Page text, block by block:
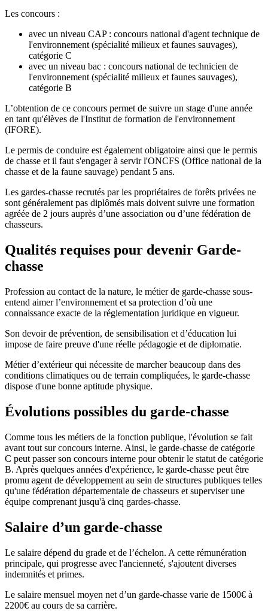
Les concours :
avec un niveau CAP : concours national d'agent technique de
l'environnement (spécialité milieux et faunes sauvages),
catégorie C
avec un niveau bac : concours national de technicien de
l'environnement (spécialité milieux et faunes sauvages),
catégorie B
L’obtention de ce concours permet de suivre un stage d'une année
en tant qu'élèves de l'Institut de formation de l'environnement
(IFORE).
Le permis de conduire est également obligatoire ainsi que le permis
de chasse et il faut s'engager à servir l'ONCFS (Office national de la
chasse et de la faune sauvage) pendant 5 ans.
Les gardes-chasse recrutés par les propriétaires de forêts privées ne
sont généralement pas diplômés mais doivent suivre une formation
agréée de 2 jours auprès d’une association ou d’une fédération de
chasseurs.
Qualités requises pour devenir Garde-
chasse
Profession au contact de la nature, le métier de garde-chasse sous-
entend aimer l’environnement et sa protection d’où une
connaissance exacte de la réglementation juridique en vigueur.
Son devoir de prévention, de sensibilisation et d’éducation lui
impose de faire preuve d'une réelle pédagogie et de diplomatie.
Métier d’extérieur qui nécessite de marcher beaucoup dans des
conditions climatiques ou de terrain compliquées, le garde-chasse
dispose d'une bonne aptitude physique.
Évolutions possibles du garde-chasse
Comme tous les métiers de la fonction publique, l'évolution se fait
avant tout sur concours interne. Ainsi, le garde-chasse de catégorie
C peut passer son concours interne pour obtenir le statut de catégorie
B. Après quelques années d'expérience, le garde-chasse peut être
promu agent de développement au sein de structures publiques telles
qu'une fédération départementale de chasseurs et superviser une
équipe comprenant jusqu'à cinq gardes-chasse.
Salaire d’un garde-chasse
Le salaire dépend du grade et de l’échelon. A cette rémunération
principale, qui progresse avec l'ancienneté, s'ajoutent diverses
indemnités et primes.
Le salaire mensuel moyen net d’un garde-chasse varie de 1500€ à
2200€ au cours de sa carrière.